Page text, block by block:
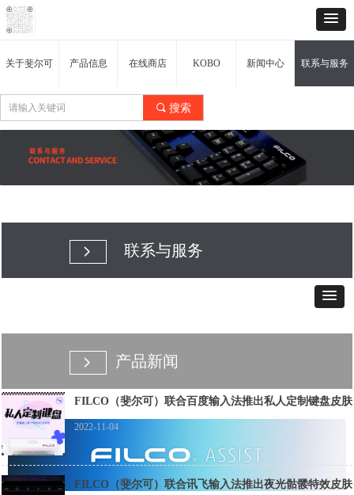
끠 搜索
关于斐尔可 产品信息 在线商店 KOBO 新闻中心 联系与服务
넲 联系与服务
产品新闻
넲
FILCO（斐尔可）联合百度输入法推出私人定制键盘皮肤
2022-11-04
FILCO（斐尔可）联合讯飞输入法推出夜光骷髅特效皮肤